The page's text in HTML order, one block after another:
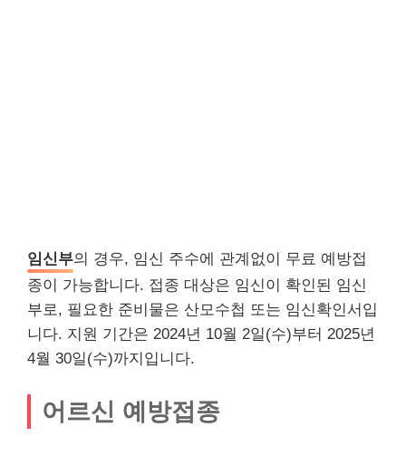
임신부의 경우, 임신 주수에 관계없이 무료 예방접
종이 가능합니다. 접종 대상은 임신이 확인된 임신
부로, 필요한 준비물은 산모수첩 또는 임신확인서입
니다. 지원 기간은 2024년 10월 2일(수)부터 2025년
4월 30일(수)까지입니다.
어르신 예방접종